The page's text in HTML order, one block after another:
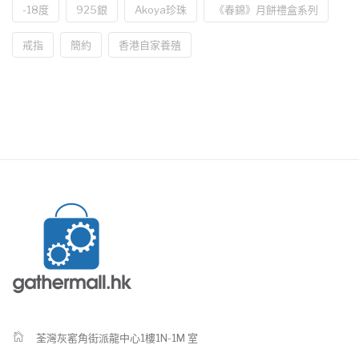
-18度 925銀 Akoya珍珠 《春錦》月餅禮盒系列
戒指 簡約 香港自家養殖
荃灣灰窰角街派龍中心1樓1N-1M 室